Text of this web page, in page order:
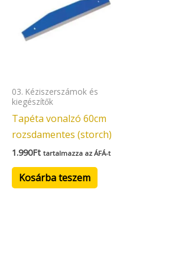
03. Kéziszerszámok és
kiegészítők
Tapéta vonalzó 60cm
rozsdamentes (storch)
1.990Ft tartalmazza az ÁFÁ-t
Kosárba teszem